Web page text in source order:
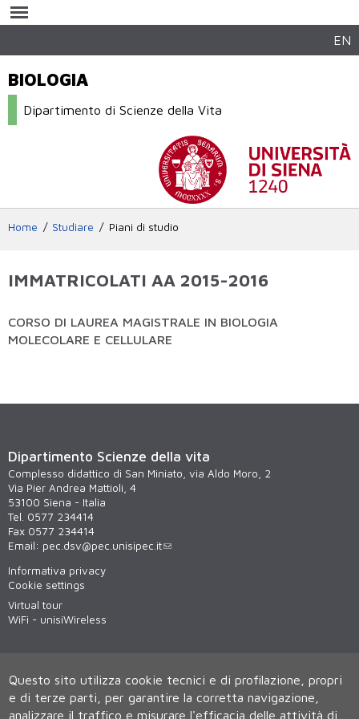
contenuto
EN
BIOLOGIA
Dipartimento di Scienze della Vita
Home Studiare Piani di studio
IMMATRICOLATI AA 2015-2016
CORSO DI LAUREA MAGISTRALE IN BIOLOGIA
MOLECOLARE E CELLULARE
Dipartimento Scienze della vita
Complesso didattico di San Miniato, via Aldo Moro, 2
Via Pier Andrea Mattioli, 4
53100 Siena - Italia
Tel. 0577 234414
Fax 0577 234414
Email: pec.dsv@pec.unisipec.it
Informativa privacy
Cookie settings
Virtual tour
WiFi - unisiWireless
Questo sito utilizza cookie tecnici e di profilazione, propri
e di terze parti, per garantire la corretta navigazione,
analizzare il traffico e misurare l'efficacia delle attività di